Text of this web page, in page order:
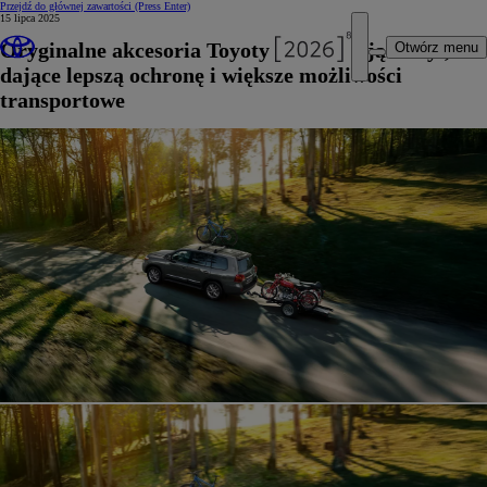
Przejdź do głównej zawartości (Press Enter)
Otwórz menu
15 lipca 2025
Oryginalne akcesoria Toyoty podkreślające styl,
dające lepszą ochronę i większe możliwości
transportowe